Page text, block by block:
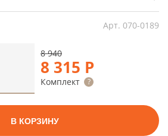
Арт. 070-0189
8 315 Р
8 940
Комплект
В КОРЗИНУ